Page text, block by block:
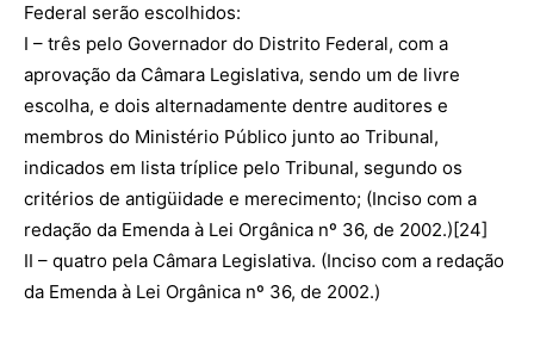
Federal serão escolhidos:
I – três pelo Governador do Distrito Federal, com a
aprovação da Câmara Legislativa, sendo um de livre
escolha, e dois alternadamente dentre auditores e
membros do Ministério Público junto ao Tribunal,
indicados em lista tríplice pelo Tribunal, segundo os
critérios de antigüidade e merecimento; (Inciso com a
redação da Emenda à Lei Orgânica nº 36, de 2002.)[24]
II – quatro pela Câmara Legislativa. (Inciso com a redação
da Emenda à Lei Orgânica nº 36, de 2002.)